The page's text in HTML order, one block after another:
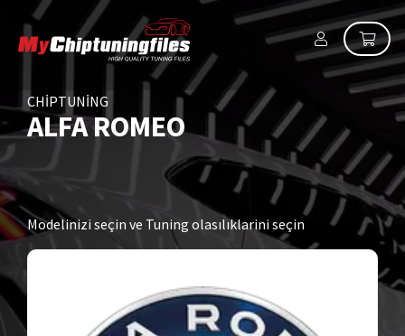
CHIPTUNING
ALFA ROMEO
Modelinizi seçin ve Tuning olasılıklarini seçin